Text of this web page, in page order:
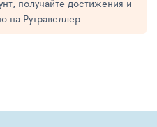
получайте достижения и
на Рутравеллер